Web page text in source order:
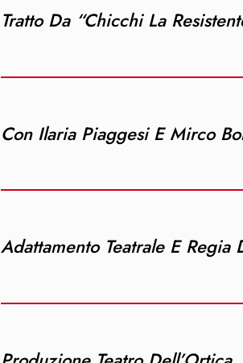
Tratto Da “Chicchi La
Con Ilaria Piaggesi E Mirco
Adattamento Teatrale E